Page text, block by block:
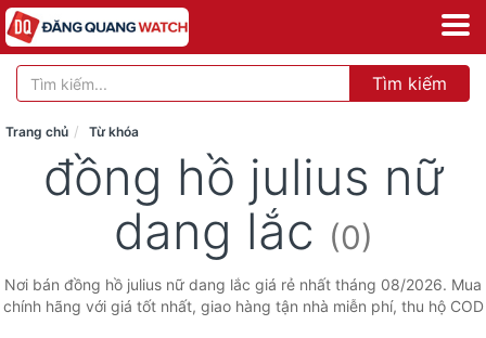
Tìm kiếm
Trang chủ Từ khóa
đồng hồ julius nữ
dang lắc (0)
Nơi bán đồng hồ julius nữ dang lắc giá rẻ nhất tháng 08/2026. Mua
chính hãng với giá tốt nhất, giao hàng tận nhà miễn phí, thu hộ COD